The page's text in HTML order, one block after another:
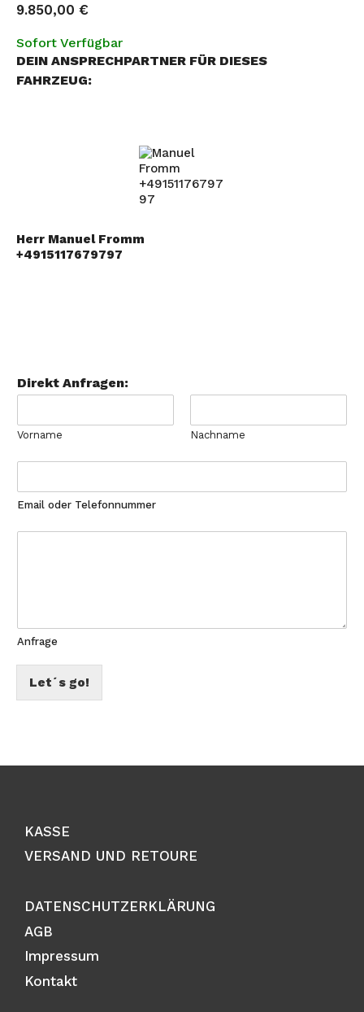
9.850,00 €
Sofort Verfügbar
DEIN ANSPRECHPARTNER FÜR DIESES
FAHRZEUG:
Herr Manuel Fromm
+4915117679797
Direkt Anfragen:
Vorname Nachname
Email oder Telefonnummer
Anfrage
Let´s go!
KASSE
VERSAND UND RETOURE
DATENSCHUTZERKLÄRUNG
AGB
Impressum
Kontakt